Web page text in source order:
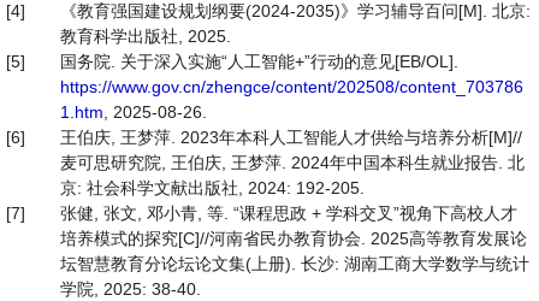
[4]
《教育强国建设规划纲要(2024-2035)》学习辅导百问[M]. 北京:
教育科学出版社, 2025.
[5]
国务院. 关于深入实施“人工智能+”行动的意见[EB/OL].
https://www.gov.cn/zhengce/content/202508/content_703786
1.htm , 2025-08-26.
[6]
王伯庆, 王梦萍. 2023年本科人工智能人才供给与培养分析[M]//
麦可思研究院, 王伯庆, 王梦萍. 2024年中国本科生就业报告. 北
京: 社会科学文献出版社, 2024: 192-205.
[7]
张健, 张文, 邓小青, 等. “课程思政 + 学科交叉”视角下高校人才
培养模式的探究[C]//河南省民办教育协会. 2025高等教育发展论
坛智慧教育分论坛论文集(上册). 长沙: 湖南工商大学数学与统计
学院, 2025: 38-40.